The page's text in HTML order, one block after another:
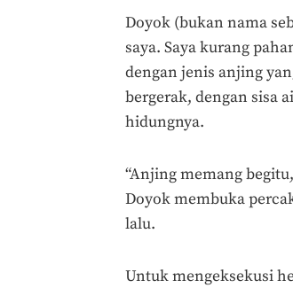
Doyok (bukan nama
saya. Saya kurang
dengan jenis anjing
bergerak, dengan sisa
hidungnya.
“Anjing memang
Doyok membuka
lalu.
Untuk mengeksekusi